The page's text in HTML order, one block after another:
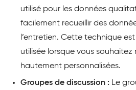
utilisé pour les données
facilement recueillir des
l’entretien. Cette technique
utilisée lorsque vous souhaitez
hautement personnalisées.
Groupes de discussion : Le